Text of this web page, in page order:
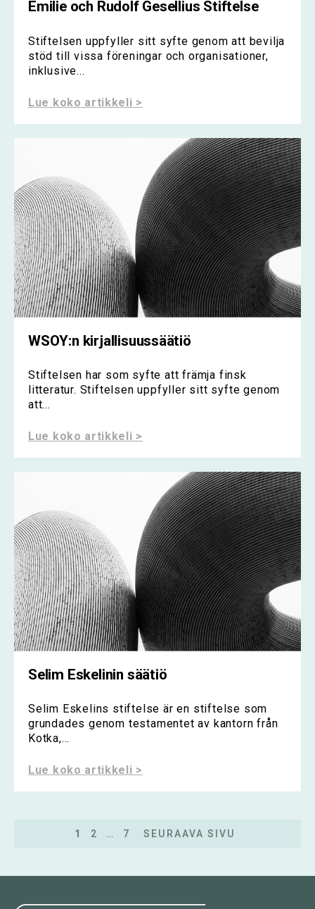
Emilie och Rudolf Gesellius Stiftelse
Stiftelsen uppfyller sitt syfte genom att bevilja
stöd till vissa föreningar och organisationer,
inklusive...
Lue koko artikkeli >
WSOY:n kirjallisuussäätiö
Stiftelsen har som syfte att främja finsk
litteratur. Stiftelsen uppfyller sitt syfte genom
att...
Lue koko artikkeli >
Selim Eskelinin säätiö
Selim Eskelins stiftelse är en stiftelse som
grundades genom testamentet av kantorn från
Kotka,...
Lue koko artikkeli >
1 2 … 7 SEURAAVA SIVU